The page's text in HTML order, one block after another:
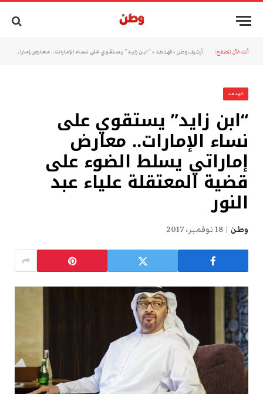
أنت الآن تتصفح: أرشيف وطن »الهدهد »“ابن زايد” يستقوي على نساء الإمارات.. معارض إماراتي يسلط الضوء على قضية المعتقلة علياء عبد النور
الهدهد
“ابن زايد” يستقوي على
نساء الإمارات.. معارض
إماراتي يسلط الضوء على
قضية المعتقلة علياء عبد
النور
وطن 18 نوفمبر، 2017